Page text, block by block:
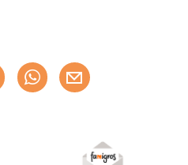
Recommander maintenant